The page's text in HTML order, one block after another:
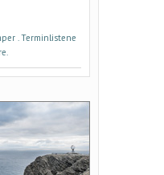
. Terminlistene